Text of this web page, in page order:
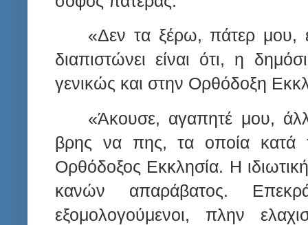
«Δεν τα ξέρω, πάτερ
διαπιστώνει είναι ότι, η
γενικώς και στην Ορθόδοξη
«Άκουσε, αγαπητέ μου,
βρης να πης, τα οποία
Ορθόδοξος Εκκλησία. Η
κανών απαράβατος.
εξομολογούμενοι, πλην